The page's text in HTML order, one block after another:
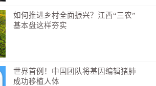
是提高利率不仅会抑制经济增长，也
度，导致经济陷入不良状态的担忧。
是将利率小幅提高到0.5%或1.0%左
息。由于加息幅度有限，日本与其他
会明显扩大，或者说与美国之间的利
，因此我认为这种加息对汇率的影响
如何推进乡村全面振兴？江西“三农”
基本盘这样夯实
世界首例！中国团队将基因编辑猪肺
成功移植人体